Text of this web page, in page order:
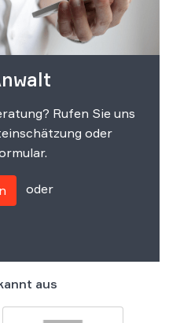
Rufen Sie uns
oder
oder
aus